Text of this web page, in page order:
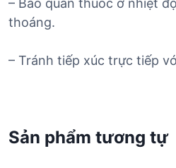
– Bảo quản thuốc ở nhiệt
thoáng.
– Tránh tiếp xúc trực tiếp
Sản phẩm tương tự